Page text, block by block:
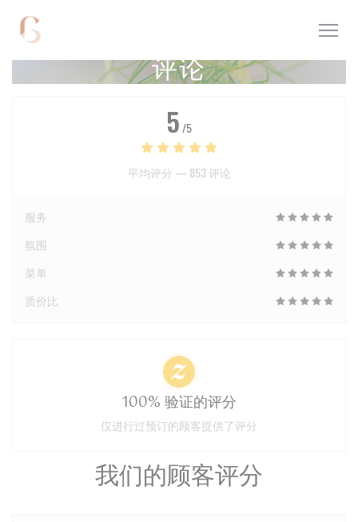
Cookie管理面板
评论
我们的顾客评分
5 /5
平均评分 — 853 评论
服务
氛围
菜单
质价比
100% 验证的评分
仅进行过预订的顾客提供了评分